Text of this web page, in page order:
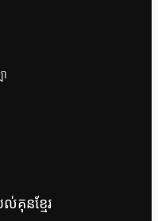
គុនខ្មែរ